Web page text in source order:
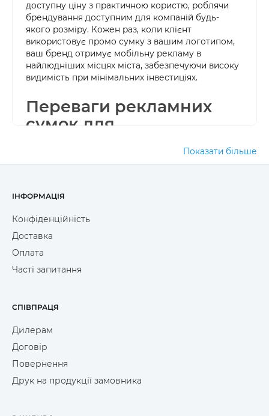
доступну ціну з практичною користю, роблячи
брендування доступним для компаній будь-
якого розміру. Кожен раз, коли клієнт
використовує промо сумку з вашим логотипом,
ваш бренд отримує мобільну рекламу в
найлюдніших місцях міста, забезпечуючи високу
видимість при мінімальних інвестиціях.
Переваги рекламних
сумок для
брендування
характеристики для масового брендування:
Економічність — сумки зі спанбонду
рекламного ефекту.
виробництва великих тиражів для широких
промоакцій.
розширюючи географію впливу.
в короткі терміни для актуальних заходів.
масових промоакцій, виставок та корпоративних
заходів з великою кількістю учасників.
Асортимент сумок зі
Показати більше
ІНФОРМАЦІЯ
Конфіденційність
Доставка
Оплата
Часті запитання
СПІВПРАЦЯ
Дилерам
Договір
Повернення
Друк на продукції замовника